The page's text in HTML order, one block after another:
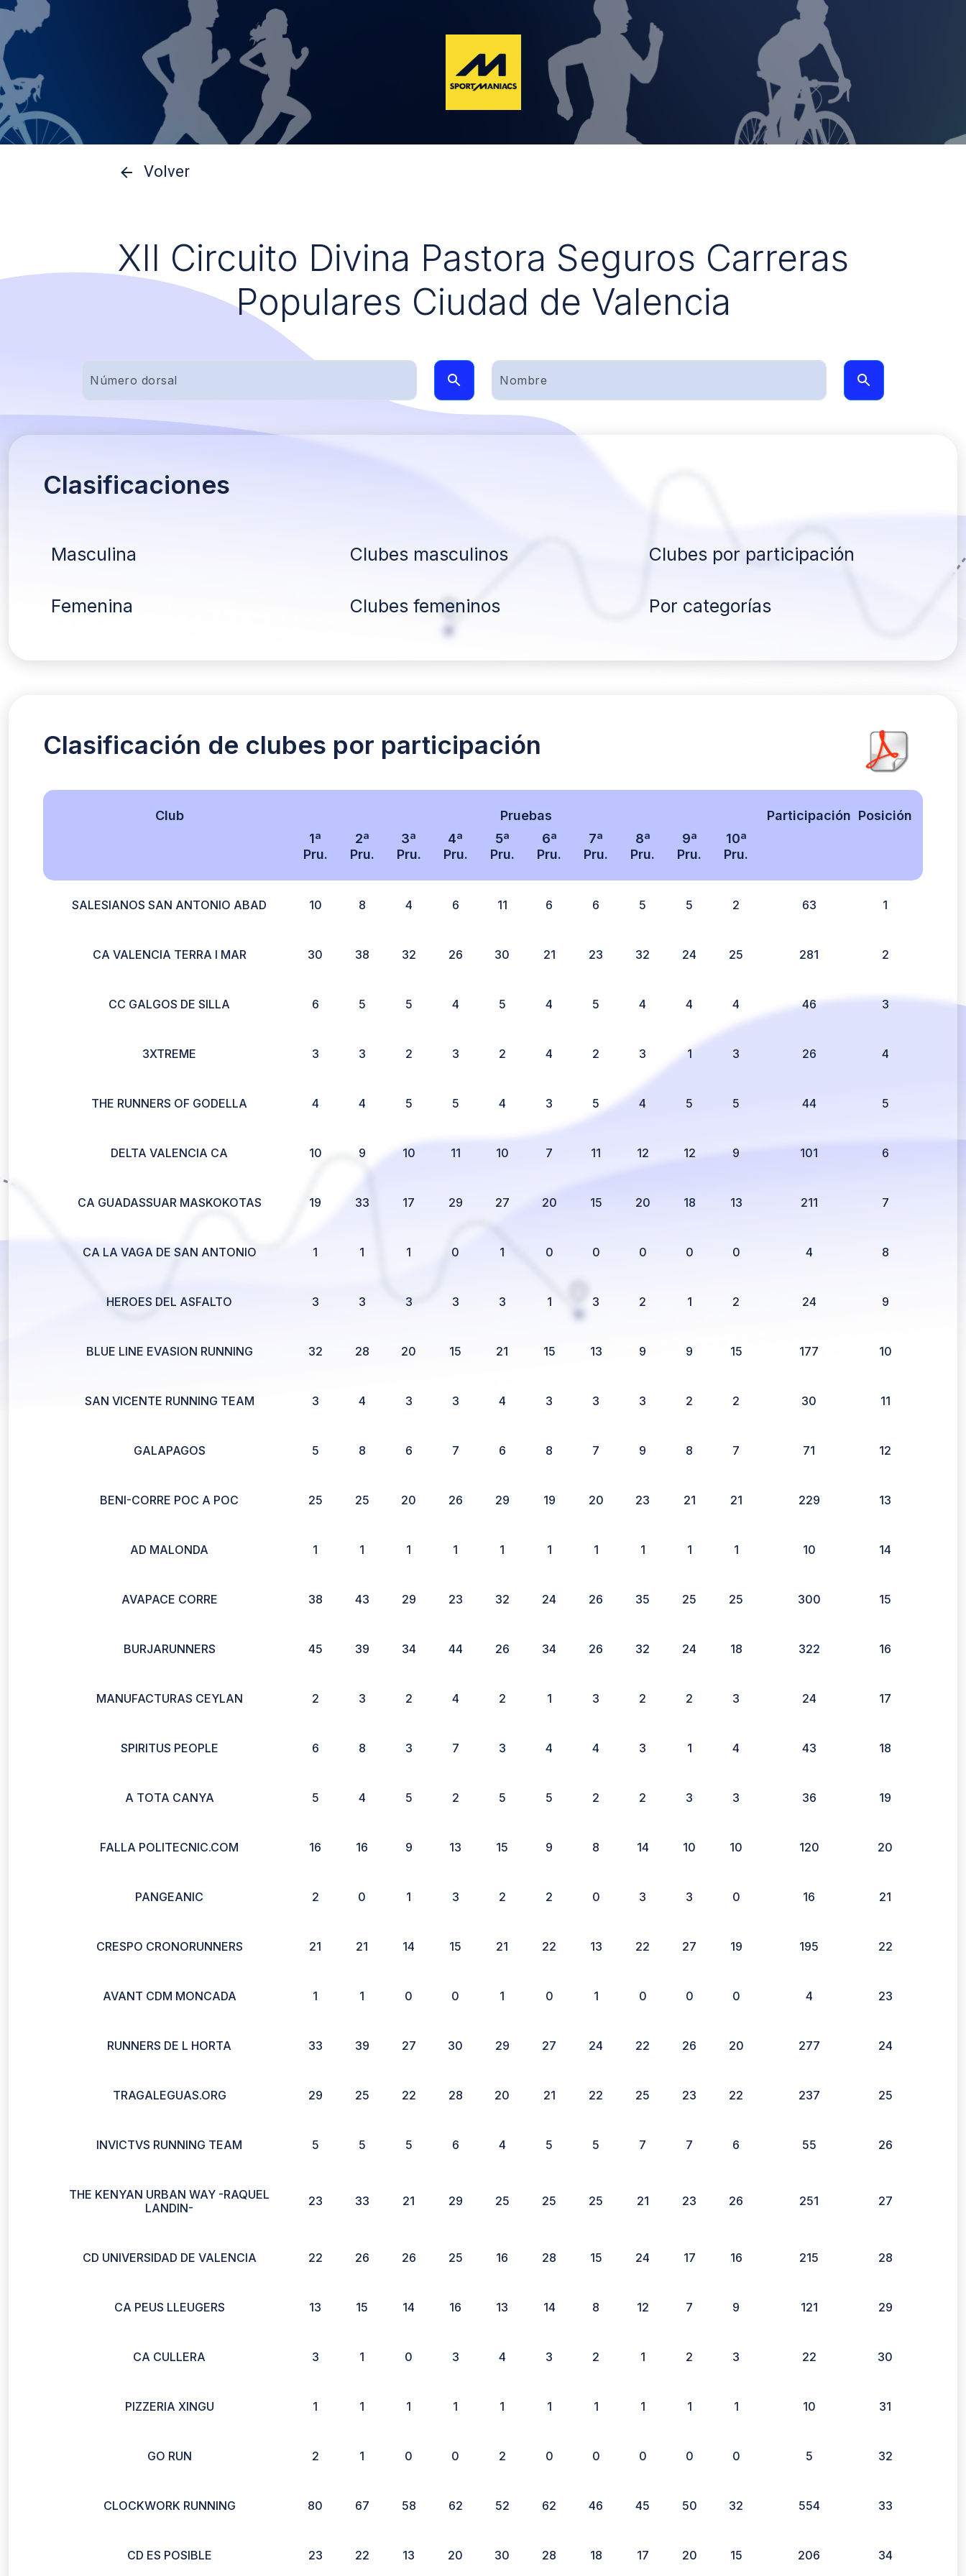
Volver
XII Circuito Divina Pastora Seguros Carreras
Populares Ciudad de Valencia
Clasificaciones
Masculina Clubes masculinos Clubes por participación
Femenina Clubes femeninos Por categorías
Clasificación de clubes por participación
Club
Pruebas
1ª
Pru.
2ª
Pru.
3ª
Pru.
4ª
Pru.
5ª
Pru.
6ª
Pru.
7ª
Pru.
8ª
Pru.
9ª
Pru.
10ª
Pru.
Participación Posición
SALESIANOS SAN ANTONIO ABAD 10 8 4 6 11 6 6 5 5 2 63 1
CA VALENCIA TERRA I MAR 30 38 32 26 30 21 23 32 24 25 281 2
CC GALGOS DE SILLA 6 5 5 4 5 4 5 4 4 4 46 3
3XTREME 3 3 2 3 2 4 2 3 1 3 26 4
THE RUNNERS OF GODELLA 4 4 5 5 4 3 5 4 5 5 44 5
DELTA VALENCIA CA 10 9 10 11 10 7 11 12 12 9 101 6
CA GUADASSUAR MASKOKOTAS 19 33 17 29 27 20 15 20 18 13 211 7
CA LA VAGA DE SAN ANTONIO 1 1 1 0 1 0 0 0 0 0 4 8
HEROES DEL ASFALTO 3 3 3 3 3 1 3 2 1 2 24 9
BLUE LINE EVASION RUNNING 32 28 20 15 21 15 13 9 9 15 177 10
SAN VICENTE RUNNING TEAM 3 4 3 3 4 3 3 3 2 2 30 11
GALAPAGOS 5 8 6 7 6 8 7 9 8 7 71 12
BENI-CORRE POC A POC 25 25 20 26 29 19 20 23 21 21 229 13
AD MALONDA 1 1 1 1 1 1 1 1 1 1 10 14
AVAPACE CORRE 38 43 29 23 32 24 26 35 25 25 300 15
BURJARUNNERS 45 39 34 44 26 34 26 32 24 18 322 16
MANUFACTURAS CEYLAN 2 3 2 4 2 1 3 2 2 3 24 17
SPIRITUS PEOPLE 6 8 3 7 3 4 4 3 1 4 43 18
A TOTA CANYA 5 4 5 2 5 5 2 2 3 3 36 19
FALLA POLITECNIC.COM 16 16 9 13 15 9 8 14 10 10 120 20
PANGEANIC 2 0 1 3 2 2 0 3 3 0 16 21
CRESPO CRONORUNNERS 21 21 14 15 21 22 13 22 27 19 195 22
AVANT CDM MONCADA 1 1 0 0 1 0 1 0 0 0 4 23
RUNNERS DE L HORTA 33 39 27 30 29 27 24 22 26 20 277 24
TRAGALEGUAS.ORG 29 25 22 28 20 21 22 25 23 22 237 25
INVICTVS RUNNING TEAM 5 5 5 6 4 5 5 7 7 6 55 26
THE KENYAN URBAN WAY -RAQUEL
LANDIN-
23 33 21 29 25 25 25 21 23 26 251 27
CD UNIVERSIDAD DE VALENCIA 22 26 26 25 16 28 15 24 17 16 215 28
CA PEUS LLEUGERS 13 15 14 16 13 14 8 12 7 9 121 29
CA CULLERA 3 1 0 3 4 3 2 1 2 3 22 30
PIZZERIA XINGU 1 1 1 1 1 1 1 1 1 1 10 31
GO RUN 2 1 0 0 2 0 0 0 0 0 5 32
CLOCKWORK RUNNING 80 67 58 62 52 62 46 45 50 32 554 33
CD ES POSIBLE 23 22 13 20 30 28 18 17 20 15 206 34